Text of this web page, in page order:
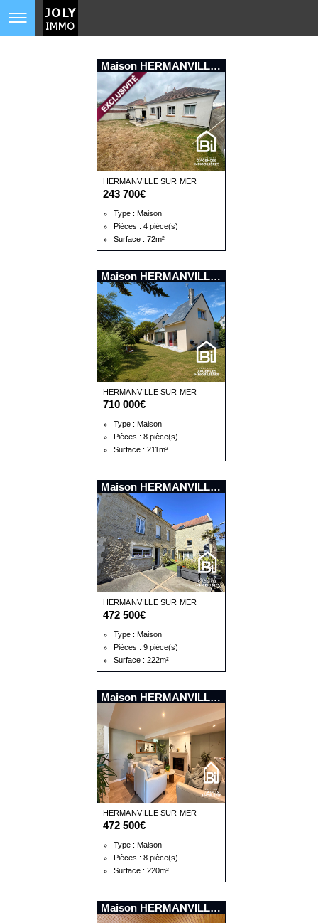
Maison HERMANVILLE SUR MER
HERMANVILLE SUR MER
243 700€
Type : Maison
Pièces : 4 pièce(s)
Surface : 72m²
Maison HERMANVILLE SUR MER
HERMANVILLE SUR MER
710 000€
Type : Maison
Pièces : 8 pièce(s)
Surface : 211m²
Maison HERMANVILLE SUR MER
HERMANVILLE SUR MER
472 500€
Type : Maison
Pièces : 9 pièce(s)
Surface : 222m²
Maison HERMANVILLE SUR MER
HERMANVILLE SUR MER
472 500€
Type : Maison
Pièces : 8 pièce(s)
Surface : 220m²
Maison HERMANVILLE SUR MER